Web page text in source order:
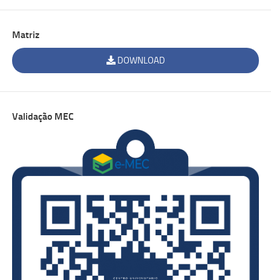
Matriz
DOWNLOAD
Validação MEC